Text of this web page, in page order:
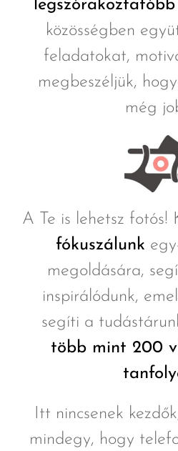
közösségben
feladatokat,
megbeszéljük,
még
A Te is lehetsz fotós!
fókuszálunk
megoldására,
inspirálódunk,
segíti a
több mint 200
Itt nincsenek
mindegy, hogy